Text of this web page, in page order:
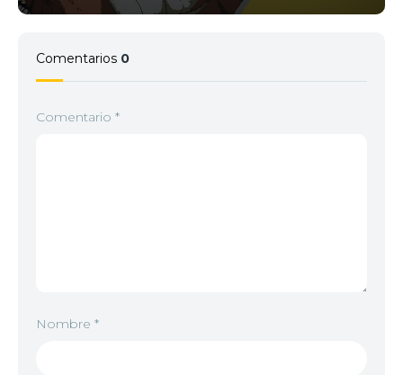
Comentarios 0
Comentario *
Nombre *